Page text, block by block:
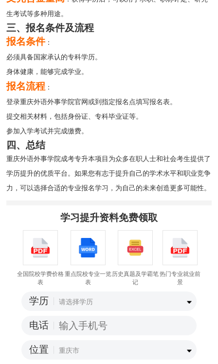
生考试等多种用途。
三、报名条件及流程
报名条件：
必须具备国家承认的专科学历。
身体健康，能够完成学业。
报名流程 ：
登录重庆外语外事学院官网或到指定报名点填写报名表。
提交相关材料，包括身份证、专科毕业证等。
参加入学考试并完成缴费。
四、总结
重庆外语外事学院成考专升本项目为众多在职人士和社会考生提供了
学历提升的优质平台。如果您有志于提升自己的学术水平和职业竞争
力，可以选择合适的专业报名学习，为自己的未来创造更多可能性。
学习提升资料免费领取
全国院校学费价格
表
重点院校专业一览
表
历史真题及学霸笔
记
热门专业就业前
景
学历
电话
位置